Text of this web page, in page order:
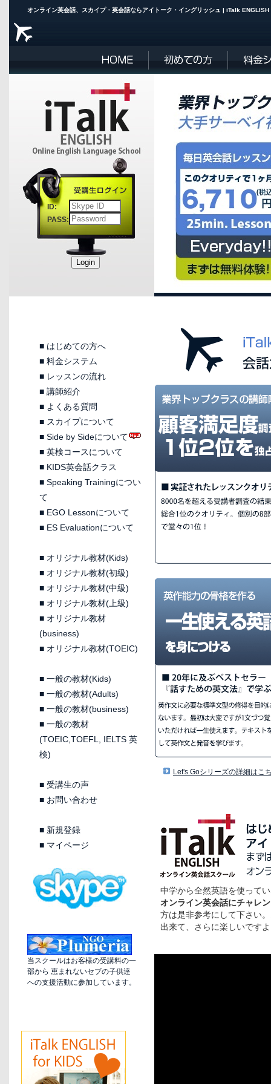
オンライン英会話、スカイプ・英会話ならアイトー
ID:
PASS:
■ はじめての方へ
■ 料金システム
■ レッスンの流れ
■ 講師紹介
■ よくある質問
■ スカイプについて
■ Side by Sideについて
■ 英検コースについて
■ KIDS英会話クラス
■ Speaking Trainingについ
て
■ EGO Lessonについて
■ ES Evaluationについて
■ オリジナル教材(Kids)
■ オリジナル教材(初級)
■ オリジナル教材(中級)
■ オリジナル教材(上級)
■ オリジナル教材
(business)
■ オリジナル教材(TOEIC)
■ 一般の教材(Kids)
■ 一般の教材(Adults)
■ 一般の教材(business)
■ 一般の教材
(TOEIC,TOEFL, IELTS 英
検)
■ 受講生の声
■ お問い合わせ
■ 新規登録
■ マイページ
当スクールはお客様の受講料の一
部から 恵まれないセブの子供達
への支援活動に参加しています。
Let's Goシリーズの詳細はこ
中学から全然英語を使って
オンライン英会話にチャレ
方は是非参考にして下さい
出来て、さらに楽しいです